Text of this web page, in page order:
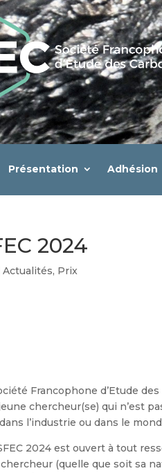
Présentation Adhésion
2024
Actualités, Prix
Francophone d’Etude
chercheur(se) qui n’est
l’industrie ou dans le
2024 est ouvert à tout
(quelle que soit sa